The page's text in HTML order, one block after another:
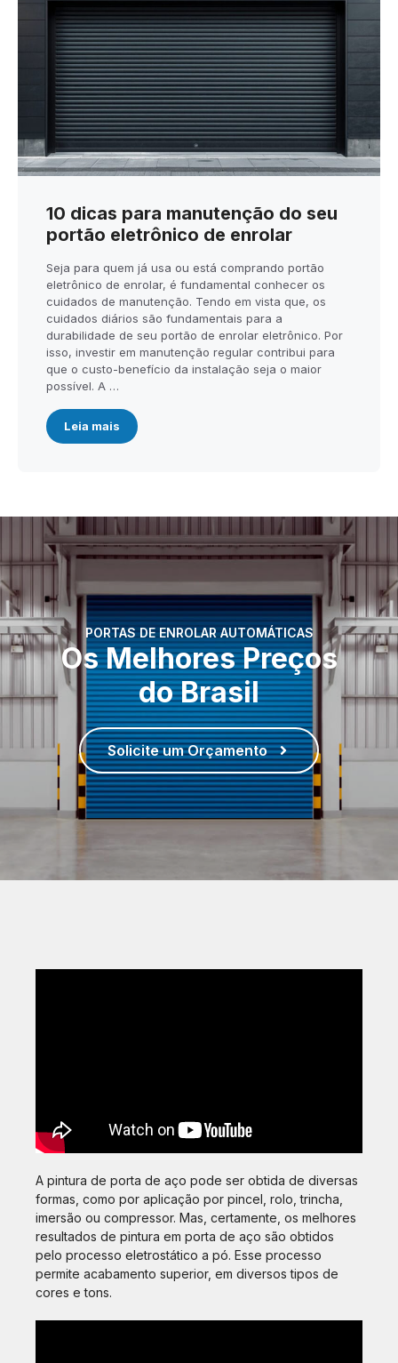
10 dicas para manutenção do seu
portão eletrônico de enrolar
Seja para quem já usa ou está comprando portão
eletrônico de enrolar, é fundamental conhecer os
cuidados de manutenção. Tendo em vista que, os
cuidados diários são fundamentais para a
durabilidade de seu portão de enrolar eletrônico. Por
isso, investir em manutenção regular contribui para
que o custo-benefício da instalação seja o maior
possível. A …
Leia mais
PORTAS DE ENROLAR AUTOMÁTICAS
Os Melhores Preços
do Brasil
Solicite um Orçamento
A pintura de porta de aço pode ser obtida de diversas
formas, como por aplicação por pincel, rolo, trincha,
imersão ou compressor. Mas, certamente, os melhores
resultados de pintura em porta de aço são obtidos
pelo processo eletrostático a pó. Esse processo
permite acabamento superior, em diversos tipos de
cores e tons.